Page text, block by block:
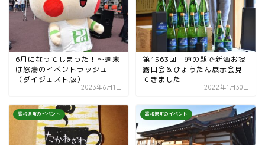
6月になってしまった！〜週末
は怒濤のイベントラッシュ
（ダイジェスト版）
2023年6月1日
第1563回 道の駅で新酒お披
露目会＆ひょうたん展示会見
てきました
2022年1月30日
高根沢町のイベント 高根沢町のイベント